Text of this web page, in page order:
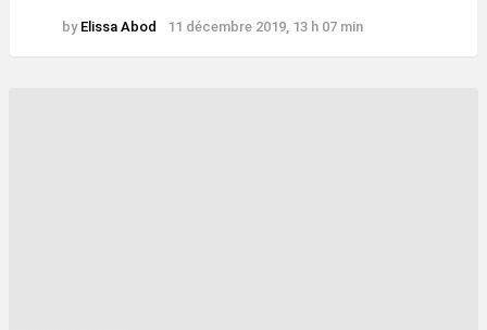
by Elissa Abod 11 décembre 2019, 13 h 07 min